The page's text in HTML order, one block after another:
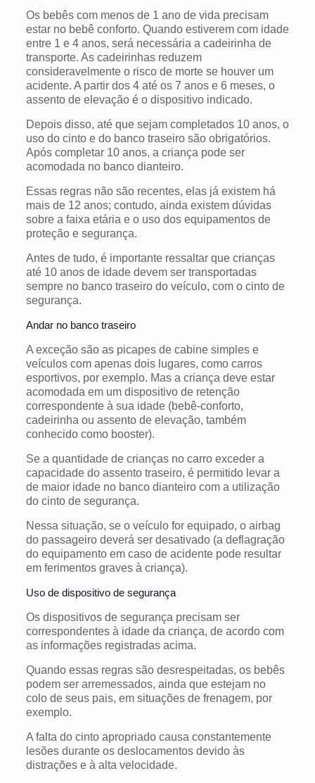
Os bebês com menos de 1 ano de vida precisam
estar no bebê conforto. Quando estiverem com idade
entre 1 e 4 anos, será necessária a cadeirinha de
transporte. As cadeirinhas reduzem
consideravelmente o risco de morte se houver um
acidente. A partir dos 4 até os 7 anos e 6 meses, o
assento de elevação é o dispositivo indicado.
Depois disso, até que sejam completados 10 anos, o
uso do cinto e do banco traseiro são obrigatórios.
Após completar 10 anos, a criança pode ser
acomodada no banco dianteiro.
Essas regras não são recentes, elas já existem há
mais de 12 anos; contudo, ainda existem dúvidas
sobre a faixa etária e o uso dos equipamentos de
proteção e segurança.
Antes de tudo, é importante ressaltar que crianças
até 10 anos de idade devem ser transportadas
sempre no banco traseiro do veículo, com o cinto de
segurança.
Andar no banco traseiro
A exceção são as picapes de cabine simples e
veículos com apenas dois lugares, como carros
esportivos, por exemplo. Mas a criança deve estar
acomodada em um dispositivo de retenção
correspondente à sua idade (bebê-conforto,
cadeirinha ou assento de elevação, também
conhecido como booster).
Se a quantidade de crianças no carro exceder a
capacidade do assento traseiro, é permitido levar a
de maior idade no banco dianteiro com a utilização
do cinto de segurança.
Nessa situação, se o veículo for equipado, o airbag
do passageiro deverá ser desativado (a deflagração
do equipamento em caso de acidente pode resultar
em ferimentos graves à criança).
Uso de dispositivo de segurança
Os dispositivos de segurança precisam ser
correspondentes à idade da criança, de acordo com
as informações registradas acima.
Quando essas regras são desrespeitadas, os bebês
podem ser arremessados, ainda que estejam no
colo de seus pais, em situações de frenagem, por
exemplo.
A falta do cinto apropriado causa constantemente
lesões durante os deslocamentos devido às
distrações e à alta velocidade.